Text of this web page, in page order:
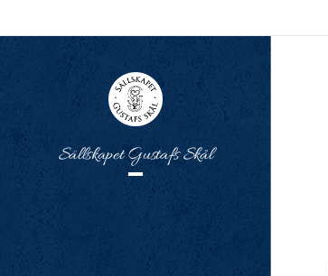
Sällskapet Gustafs Skål